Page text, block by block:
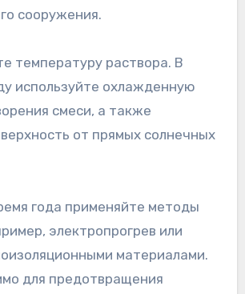
сооружения.
температуру раствора. В
используйте охлажденную
смеси, а также
от прямых солнечных
года применяйте методы
электропрогрев или
материалами.
для предотвращения